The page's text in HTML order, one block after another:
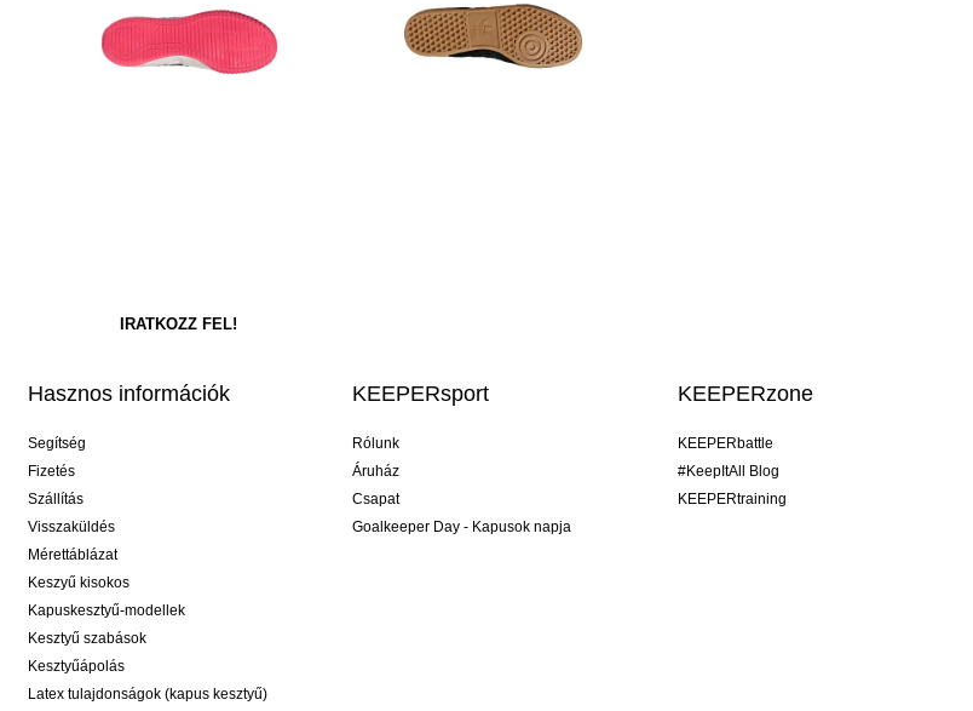
Hasznos információk
Segítség
Fizetés
Szállítás
Visszaküldés
Mérettáblázat
Keszyű kisokos
Kapuskesztyű-modellek
Kesztyű szabások
Kesztyűápolás
Latex tulajdonságok (kapus kesztyű)
KEEPERsport
Rólunk
Áruház
Csapat
Goalkeeper Day - Kapusok napja
KEEPERzone
KEEPERbattle
#KeepItAll Blog
KEEPERtraining